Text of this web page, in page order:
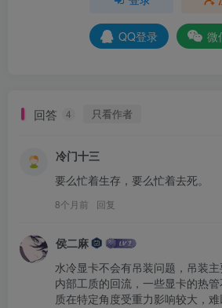
QQ登录 微
回答 4 只看作者
冷门十三
要么忙着生存，要么忙着去死。
8个月前 回复
侯二麻
水冷显卡不会有吊装问题，吊装
内部工质的回流，一些显卡的热
质在特定角度受重力影响较大，